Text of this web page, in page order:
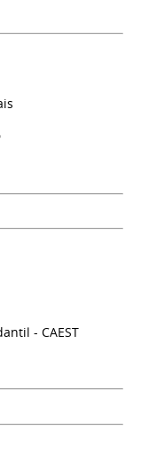
- CAEST